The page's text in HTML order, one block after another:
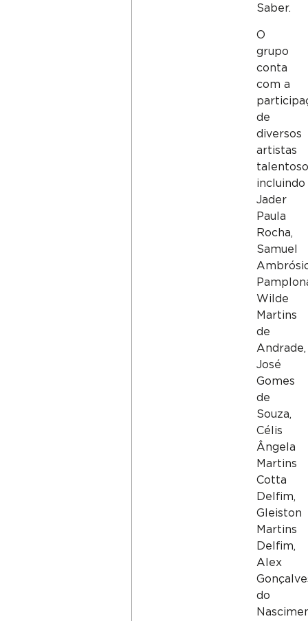
Saber.
O
grupo
conta
com a
de
diversos
artistas
incluindo
Jader
Paula
Rocha,
Samuel
Wilde
Martins
de
Andrade,
José
Gomes
de
Souza,
Célis
Ângela
Martins
Cotta
Delfim,
Gleiston
Martins
Delfim,
Alex
do